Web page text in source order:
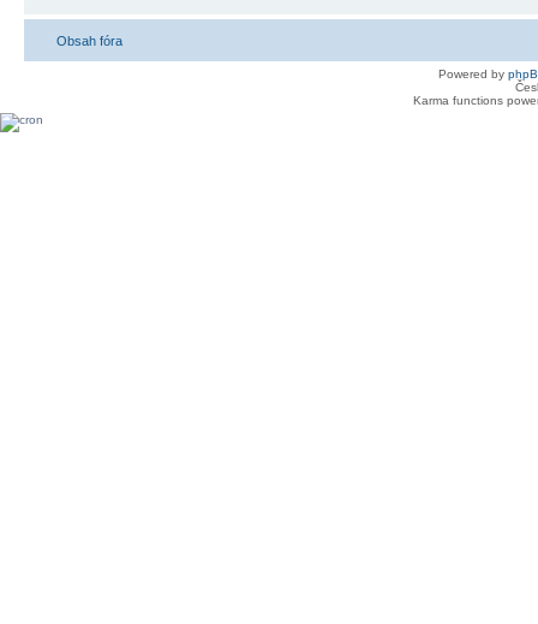
Obsah fóra
Powered by
Karma functions